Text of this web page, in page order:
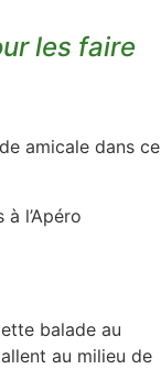
les faire
amicale dans ce
l’Apéro
balade au
au milieu de